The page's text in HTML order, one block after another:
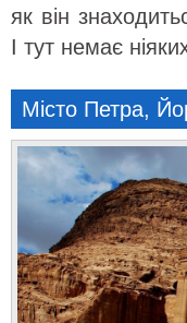
як він
І тут немає
Місто Петра,